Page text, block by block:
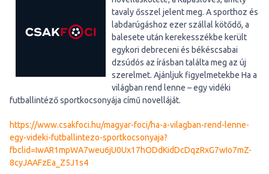
tavaly ősszel jelent meg. A sporthoz és
labdarúgáshoz ezer szállal kötődő, a
balesete után kerekesszékbe került
egykori debreceni és békéscsabai
dzsúdós az írásban találta meg az új
szerelmet. Ajánljuk figyelmetekbe Ha a
világban rend lenne – egy vidéki
futballintéző sportkocsonyája című novelláját.
https://www.csakfoci.hu/magyar-foci/ha-a-vilagban-rend-lenne-
egy-videki-futballintezo-sportkocsonyaja?
fbclid=IwAR1mpWA7weu6jU0Ux17hODdKidDcDqzRxG7wIo7mZ-
8cyJAAFzEa_Z5J1s4